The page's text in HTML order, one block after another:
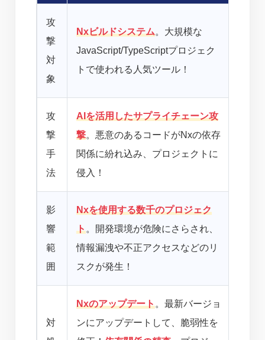
攻
撃
対
象
Nxビルドシステム。大規模な
JavaScript/TypeScriptプロジェク
トで使われる人気ツール！
攻
撃
手
法
AIを活用したサプライチェーン攻
撃。悪意のあるコードがNxの依存
関係に紛れ込み、プロジェクトに
侵入！
影
響
範
囲
Nxを使用する数千のプロジェク
ト。開発環境が危険にさらされ、
情報漏洩や不正アクセスなどのリ
スクが発生！
対
Nxのアップデート。最新バージョ
ンにアップデートして、脆弱性を